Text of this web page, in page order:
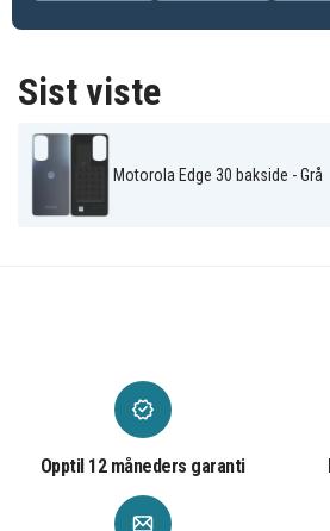
Sist viste
Motorola Edge 30 bakside - Grå
Opptil 12 måneders garanti